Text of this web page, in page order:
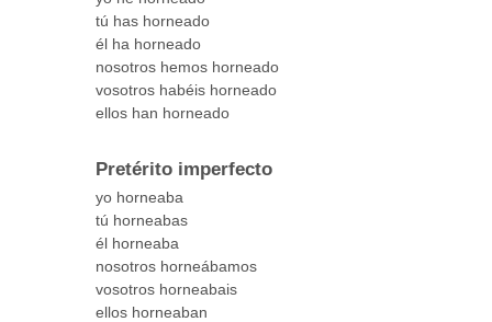
tú has horneado
él ha horneado
nosotros hemos horneado
vosotros habéis horneado
ellos han horneado
Pretérito imperfecto
yo horneaba
tú horneabas
él horneaba
nosotros horneábamos
vosotros horneabais
ellos horneaban